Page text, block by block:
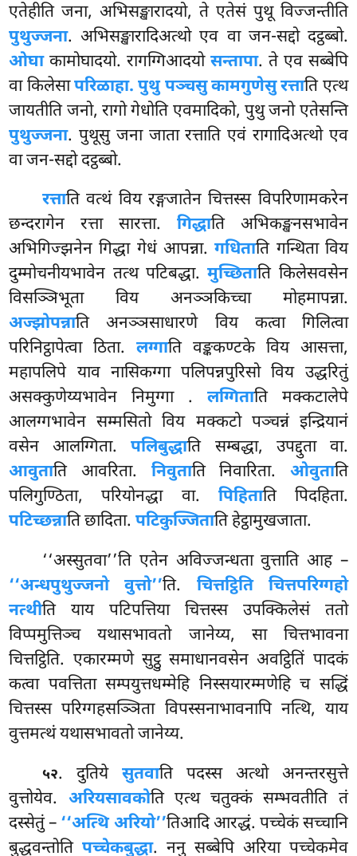
एतेहीति जना, अभिसङ्खारादयो, ते एतेसं पुथू विज्जन्तीति
पुथुज्जना. अभिसङ्खारादिअत्थो एव वा जन-सद्दो दट्ठब्बो.
ओघाकामोघादयो. रागग्गिआदयो सन्तापा. ते एव सब्बेपि
वा किलेसापरिळाहा. पुथु पञ्चसु कामगुणेसु रत्ताति एत्थ
जायतीति जनो, रागो गेधोति एवमादिको, पुथु जनो एतेसन्ति
पुथुज्जना. पुथूसु जना जाता रत्ताति एवं रागादिअत्थो एव
वा जन-सद्दो दट्ठब्बो.
रत्ताति वत्थं विय रङ्गजातेन चित्तस्स विपरिणामकरेन
छन्दरागेन रत्ता सारत्ता. गिद्धाति अभिकङ्खनसभावेन
अभिगिज्झनेन गिद्धा गेधं आपन्ना.गधिताति गन्थिता विय
दुम्मोचनीयभावेन तत्थ पटिबद्धा.मुच्छिताति किलेसवसेन
विसञ्ञिभूता विय अनञ्ञकिच्चा मोहमापन्ना.
अज्झोपन्नाति अनञ्ञसाधारणे विय कत्वा गिलित्वा
परिनिट्ठापेत्वा ठिता.लग्गाति वङ्ककण्टके विय आसत्ता,
महापलिपे याव नासिकग्गा पलिपन्नपुरिसो विय उद्धरितुं
असक्कुणेय्यभावेन निमुग्गा . लग्गिताति मक्कटालेपे
आलग्गभावेनसम्मसितो विय मक्कटो पञ्चन्नं इन्द्रियानं
वसेन आलग्गिता.पलिबुद्धाति सम्बद्धा, उपद्दुता वा.
आवुताति आवरिता. निवुताति निवारिता. ओवुताति
पलिगुण्ठिता, परियोनद्धा वा. पिहिताति पिदहिता.
पटिच्छन्नाति छादिता.पटिकुज्जिताति हेट्ठामुखजाता.
‘‘अस्सुतवा’’ति एतेन अविज्जन्धता वुत्ताति आह –
‘‘अन्धपुथुज्जनो वुत्तो’’ति. चित्तट्ठिति चित्तपरिग्गहो
नत्थीति याय पटिपत्तिया चित्तस्स उपक्किलेसं ततो
विप्पमुत्तिञ्च यथासभावतो जानेय्य, सा चित्तभावना
चित्तट्ठिति. एकारम्मणे सुट्ठु समाधानवसेन अवट्ठितिं पादकं
कत्वा पवत्तिता सम्पयुत्तधम्मेहि निस्सयारम्मणेहि च सद्धिं
चित्तस्स परिग्गहसञ्ञिता विपस्सनाभावनापि नत्थि, याय
वुत्तमत्थं यथासभावतो जानेय्य.
५२. दुतिये सुतवाति पदस्स अत्थो अनन्तरसुत्ते
वुत्तोयेव. अरियसावकोति एत्थ चतुक्कं सम्भवतीति तं
दस्सेतुं – ‘‘अत्थि अरियो’’तिआदि आरद्धं. पच्चेकं सच्चानि
बुद्धवन्तोतिपच्चेकबुद्धा. ननु सब्बेपि अरिया पच्चेकमेव